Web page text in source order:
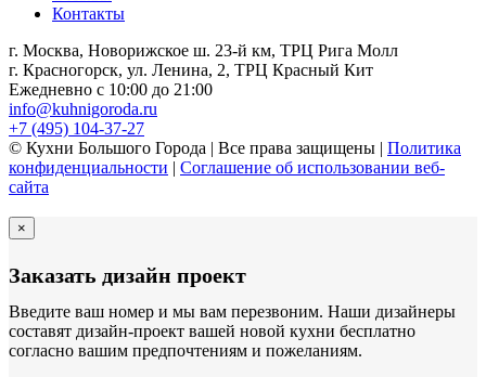
Контакты
г. Москва, Новорижское ш. 23-й км, ТРЦ Рига Молл
г. Красногорск, ул. Ленина, 2, ТРЦ Красный Кит
Ежедневно с 10:00 до 21:00
info@kuhnigoroda.ru
+7 (495) 104-37-27
© Кухни Большого Города | Все права защищены | Политика
конфиденциальности | Соглашение об использовании веб-
сайта
×
Заказать дизайн проект
Введите ваш номер и мы вам перезвоним. Наши дизайнеры
составят дизайн-проект вашей новой кухни бесплатно
согласно вашим предпочтениям и пожеланиям.